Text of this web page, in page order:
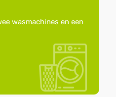
wasmachines en een